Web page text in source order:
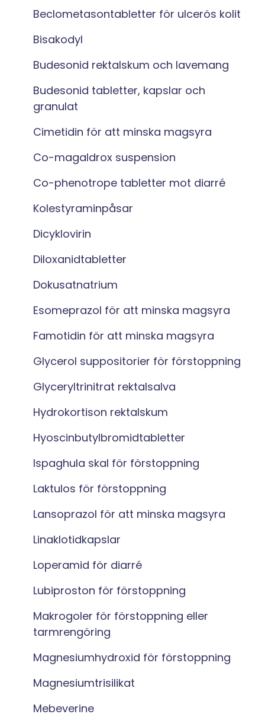
Beclometasontabletter för ulcerös kolit
Bisakodyl
Budesonid rektalskum och lavemang
Budesonid tabletter, kapslar och
granulat
Cimetidin för att minska magsyra
Co-magaldrox suspension
Co-phenotrope tabletter mot diarré
Kolestyraminpåsar
Dicyklovirin
Diloxanidtabletter
Dokusatnatrium
Esomeprazol för att minska magsyra
Famotidin för att minska magsyra
Glycerol suppositorier för förstoppning
Glyceryltrinitrat rektalsalva
Hydrokortison rektalskum
Hyoscinbutylbromidtabletter
Ispaghula skal för förstoppning
Laktulos för förstoppning
Lansoprazol för att minska magsyra
Linaklotidkapslar
Loperamid för diarré
Lubiproston för förstoppning
Makrogoler för förstoppning eller
tarmrengöring
Magnesiumhydroxid för förstoppning
Magnesiumtrisilikat
Mebeverine